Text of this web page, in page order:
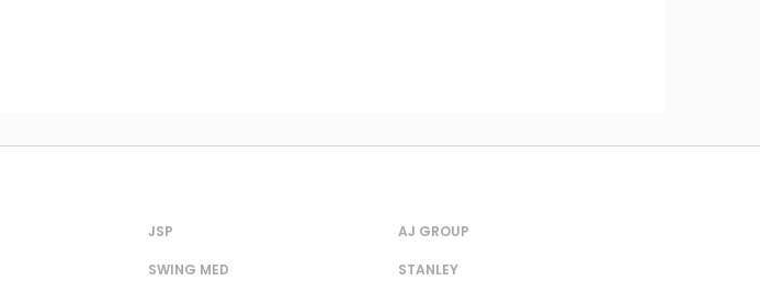
JSP
SWING MED
AJ GROUP
STANLEY